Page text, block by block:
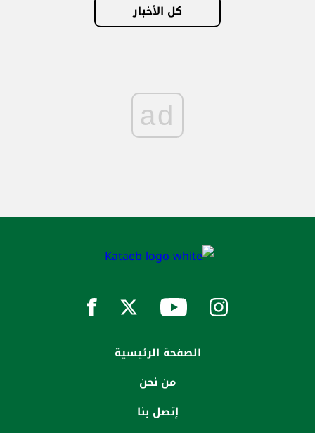
كل الأخبار
ad
الصفحة الرئيسية
من نحن
إتصل بنا